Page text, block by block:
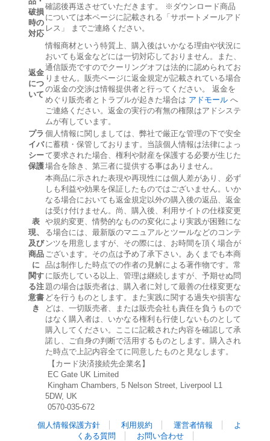
破損
時の
対応
確認後再送させていただきます。 ※ダウンロード商品
については本ページに記載される「サポートメールアド
レス」 までご連絡ください。
返金
につ
いて
情報商材という特質上、購入後はいかなる理由や状況に
おいても返金などには一切対応しておりません。また、
通信販売ですのでクーリングオフは法的に認められてお
りません。販売ページに返金規定が記載されている場合
の返金の交渉は情報提供者と行ってください。 返金を
めぐり販売者とトラブルが起きた場合は アドモールへ
ご連絡ください。返金の実行の有無の権限はアドシステ
ムが有しています。
プラ
イバ
シー
保護
個人情報に関しましては、弊社で厳正な管理の下で安全
に蓄積・保管しております。当該個人情報は法律によっ
て要求された場合、権利や財産を保護する必要が生じた
場合を除き、第三者に提供する事はありません。
表
現、
及び
商品
に
関す
る注
意書
き
本商品に示された表現や再現性には個人差があり、必ず
しも利益や効果を保証したものではございません。いか
なる場合においても返金規定以外の購入後の返品、返金
は受け付けません。尚、購入後、利用サイトの仕様変更
や規約変更、情勢的なものの変化により実践が困難にな
る場合には、最新版のマニュアルとツールなどのコンテ
ンツを用意しますが、その際には、お時間を頂く場合が
ございます。その点は予め了承下さい。あくまでも本商
品は制作した時点での作者の見解による著作物です。常
に販売している以上、管理は継続しますが、予期せぬ問
題の場合は販売者は、購入者に対して最善の仕様変更な
どを行うものとします。また実践に関する過失や損害な
どは、一切販売者、または販売会社も責任を負うもので
はなく購入者は、いかなる権利も行使しないものとして
購入してください。ここに記載された内容を確認して承
諾し、ご自身の判断で活用するものとします。購入され
た時点で上記内容全てに同意したものと見なします。
【カード決済接続先企業名】
EC Gate UK Limited
Kingham Chambers, 5 Nelson Street, Liverpool L1
5DW, UK
0570-035-672
個人情報保護方針
利用規約 運営者情報
よ
くある質問
お問い合わせ